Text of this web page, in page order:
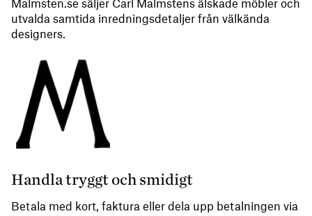
Malmsten.se säljer Carl Malmstens älskade möbler och
utvalda samtida inredningsdetaljer från välkända
designers.
Handla tryggt och smidigt
Betala med kort, faktura eller dela upp betalningen via